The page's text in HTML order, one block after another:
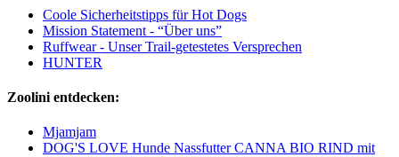
Coole Sicherheitstipps für Hot Dogs
Mission Statement - “Über uns”
Ruffwear - Unser Trail-getestetes Versprechen
HUNTER
Zoolini entdecken:
Mjamjam
DOG'S LOVE Hunde Nassfutter CANNA BIO RIND mit